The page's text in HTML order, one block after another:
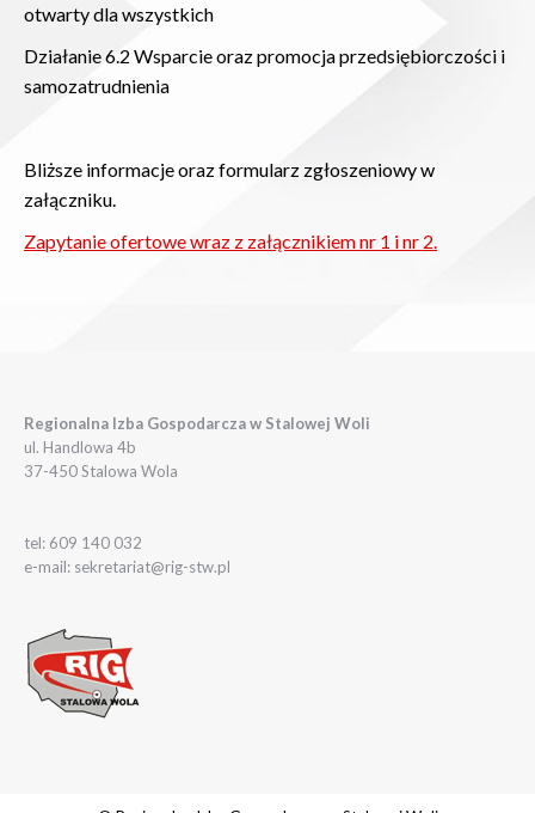
otwarty dla wszystkich
Działanie 6.2 Wsparcie oraz promocja przedsiębiorczości i
samozatrudnienia
Bliższe informacje oraz formularz zgłoszeniowy w
załączniku.
Zapytanie ofertowe wraz z załącznikiem nr 1 i nr 2.
Regionalna Izba Gospodarcza w Stalowej Woli
ul. Handlowa 4b
37-450 Stalowa Wola
tel: 609 140 032
e-mail: sekretariat@rig-stw.pl